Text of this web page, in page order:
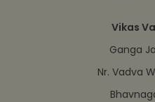
Vikas
Ganga
Nr. Vadva